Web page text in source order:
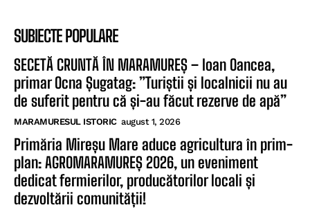
SUBIECTE POPULARE
SECETĂ CRUNTĂ ÎN MARAMUREȘ – Ioan Oancea,
primar Ocna Șugatag: ”Turiștii și localnicii nu au
de suferit pentru că și-au făcut rezerve de apă”
MARAMURESUL ISTORIC august 1, 2026
Primăria Mireșu Mare aduce agricultura în prim-
plan: AGROMARAMUREȘ 2026, un eveniment
dedicat fermierilor, producătorilor locali și
dezvoltării comunității!